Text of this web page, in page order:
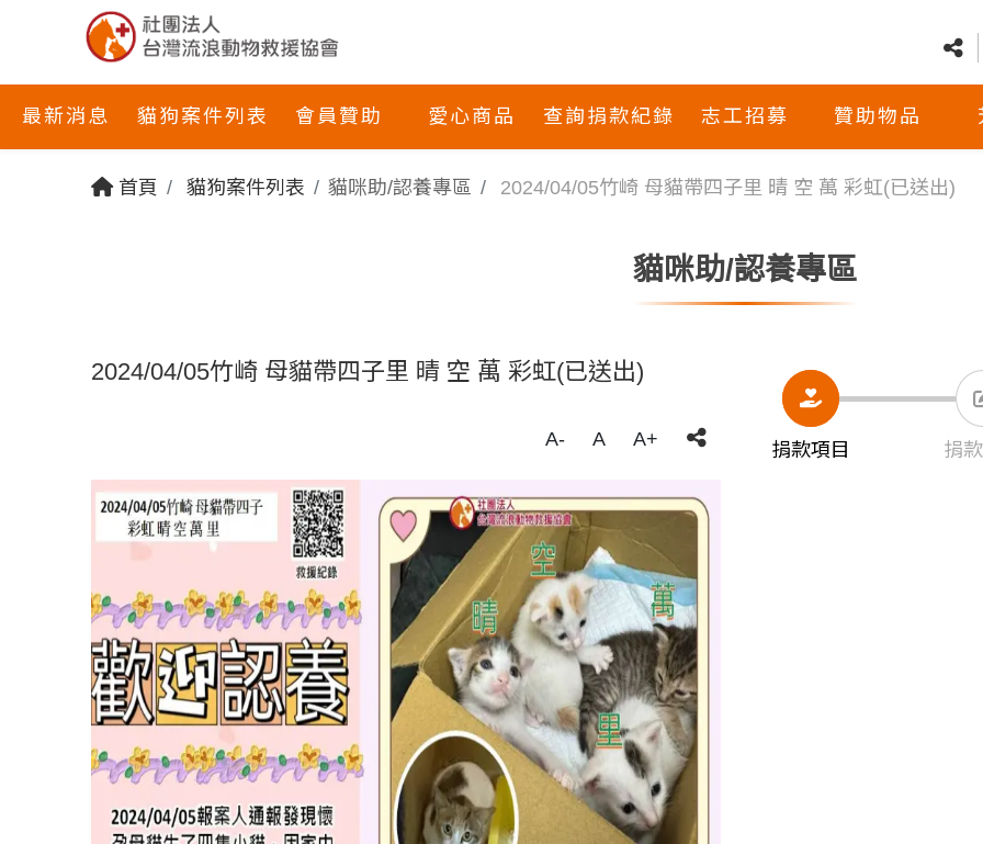
最新消息 貓狗案件列表 會員贊助 愛心商品 查詢捐款紀錄 志工招募 贊助物品
首頁 貓狗案件列表 貓咪助/認養專區 2024/04/05竹崎 母貓帶四子里 晴 空 萬 彩虹(已送出)
貓咪助/認養專區
2024/04/05竹崎 母貓帶四子里 晴 空 萬 彩虹(已送出)
A- A A+ 捐款項目 捐